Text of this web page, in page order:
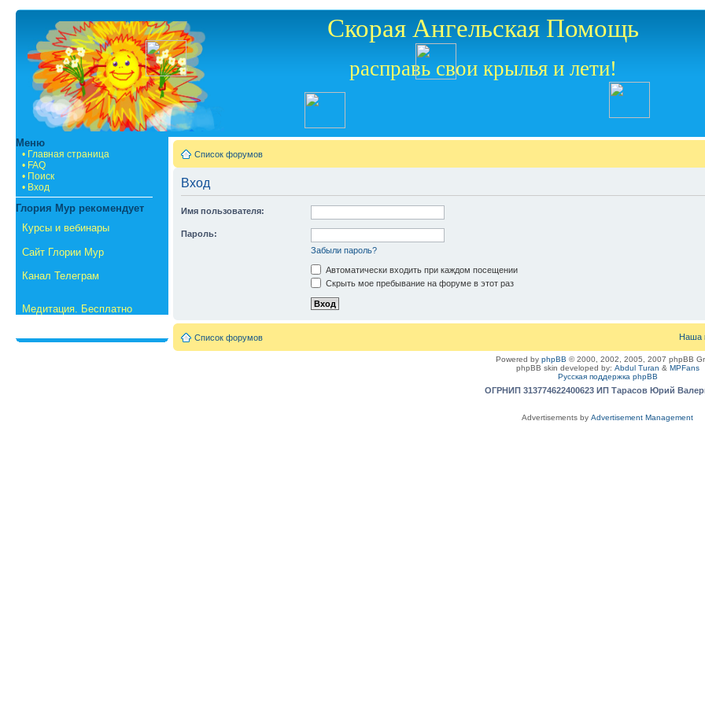
Скорая Ангельская Помощь
расправь свои крылья и лети!
Меню
• Главная страница
• FAQ
• Поиск
• Вход
Глория Мур рекомендует
Курсы и вебинары
Сайт Глории Мур
Канал Телеграм
Медитация. Бесплатно
Список форумов
Вход
Имя пользователя:
Пароль:
Забыли пароль?
Автоматически входить при каждом посещении
Скрыть мое пребывание на форуме в этот раз
Список форумов Наша
Powered by phpBB © 2000, 2002, 2005, 2007 phpBB
phpBB skin developed by: Abdul Turan & MPFans
Русская поддержка phpBB
ОГРНИП 313774622400623 ИП Тарасов Юрий
Advertisements by Advertisement Management